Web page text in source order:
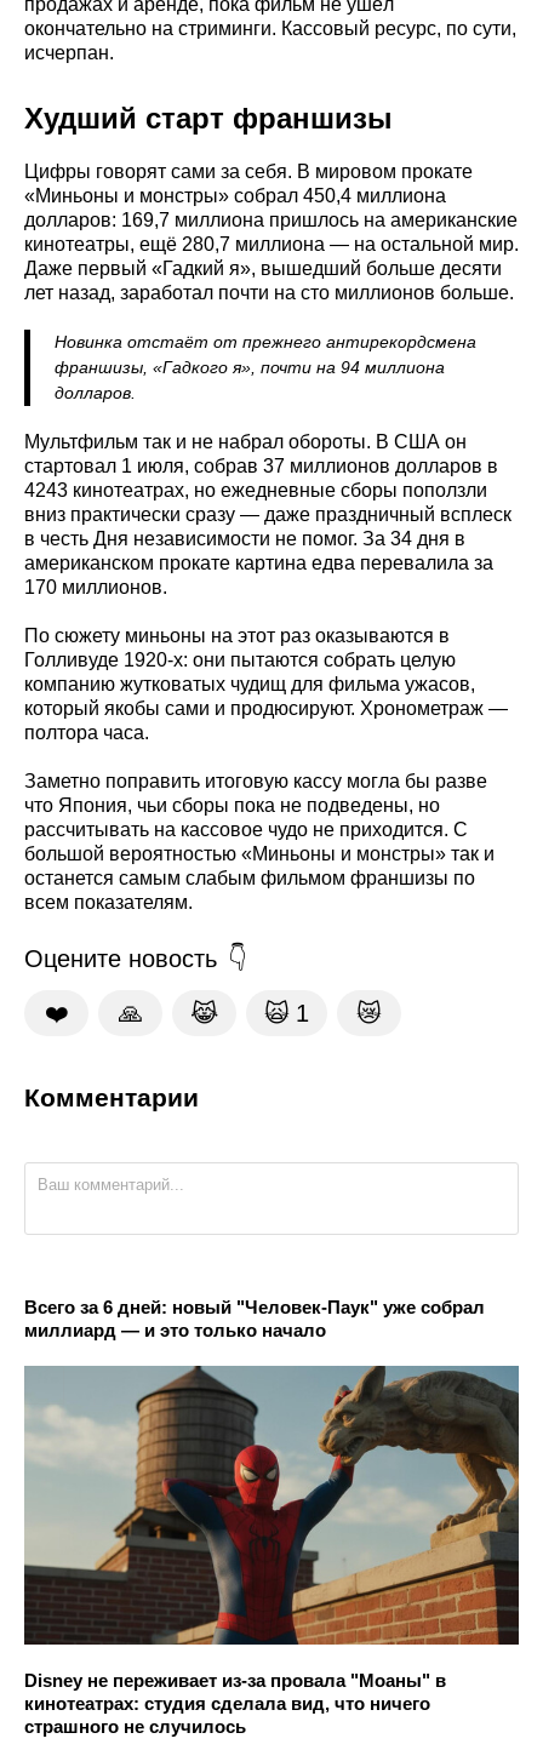
продажах и аренде, пока фильм не ушёл
окончательно на стриминги. Кассовый ресурс, по сути,
исчерпан.
Худший старт франшизы
Цифры говорят сами за себя. В мировом прокате
«Миньоны и монстры» собрал 450,4 миллиона
долларов: 169,7 миллиона пришлось на американские
кинотеатры, ещё 280,7 миллиона — на остальной мир.
Даже первый «Гадкий я», вышедший больше десяти
лет назад, заработал почти на сто миллионов больше.
Новинка отстаёт от прежнего антирекордсмена
франшизы, «Гадкого я», почти на 94 миллиона
долларов.
Мультфильм так и не набрал обороты. В США он
стартовал 1 июля, собрав 37 миллионов долларов в
4243 кинотеатрах, но ежедневные сборы поползли
вниз практически сразу — даже праздничный всплеск
в честь Дня независимости не помог. За 34 дня в
американском прокате картина едва перевалила за
170 миллионов.
По сюжету миньоны на этот раз оказываются в
Голливуде 1920-х: они пытаются собрать целую
компанию жутковатых чудищ для фильма ужасов,
который якобы сами и продюсируют. Хронометраж —
полтора часа.
Заметно поправить итоговую кассу могла бы разве
что Япония, чьи сборы пока не подведены, но
рассчитывать на кассовое чудо не приходится. С
большой вероятностью «Миньоны и монстры» так и
останется самым слабым фильмом франшизы по
всем показателям.
Оцените новость
❤️ 🙏 😹 🙀 1 😿
Комментарии
Всего за 6 дней: новый "Человек-Паук" уже собрал
миллиард — и это только начало
Disney не переживает из-за провала "Моаны" в
кинотеатрах: студия сделала вид, что ничего
страшного не случилось